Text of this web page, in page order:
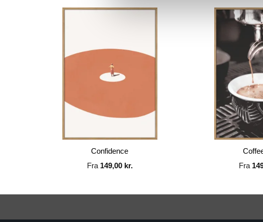
Confidence
Fra 149,00 kr.
Fra